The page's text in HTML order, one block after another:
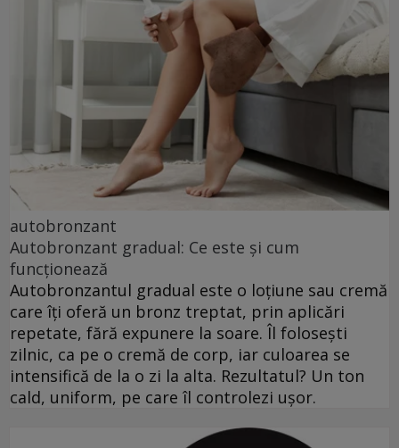
autobronzant
Autobronzant gradual: Ce este și cum
funcționează
Autobronzantul gradual este o loțiune sau cremă
care îți oferă un bronz treptat, prin aplicări
repetate, fără expunere la soare. Îl folosești
zilnic, ca pe o cremă de corp, iar culoarea se
intensifică de la o zi la alta. Rezultatul? Un ton
cald, uniform, pe care îl controlezi ușor.